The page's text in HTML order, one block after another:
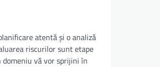
atentă și o analiză
riscurilor sunt etape
vă vor sprijini în